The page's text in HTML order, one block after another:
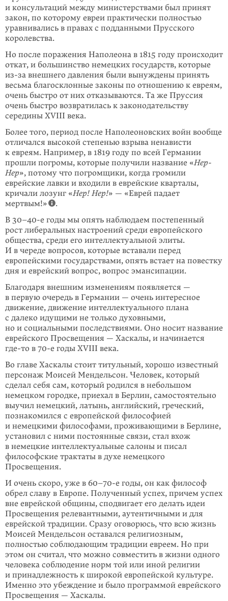
и консультаций между министерствами был принят
закон, по которому евреи практически полностью
уравнивались в правах с подданными Прусского
королевства.
Но после поражения Наполеона в 1815 году происходит
откат, и большинство немецких государств, которые
из-за внешнего давления были вынуждены принять
весьма благосклонные законы по отношению к евреям,
очень быстро от них отказываются. Та же Пруссия
очень быстро возвратилась к законодательству
середины XVIII века.
Более того, период после Наполеоновских войн вообще
отличался высокой степенью взрыва ненависти
к евреям. Например, в 1819 году по всей Германии
прошли погромы, которые получили название «Hep-
Hep», потому что погромщики, когда громили
еврейские лавки и входили в еврейские кварталы,
кричали лозунг «Hep! Hep!» — «Еврей падает
мертвым!»
.
В 30–40-е годы мы опять наблюдаем постепенный
рост либеральных настроений среди европейского
общества, среди его интеллектуальной элиты.
И в череде вопросов, которые вставали перед
европейскими государствами, опять встает на повестку
дня и еврейский вопрос, вопрос эмансипации.
Благодаря внешним изменениям появляется —
в первую очередь в Германии — очень интересное
движение, движение интеллектуального плана
с далеко идущими не только духовными,
но и социальными последствиями. Оно носит название
еврейского Просвещения — Хаскалы, и начинается
где-то в 70-е годы XVIII века.
Во главе Хаскалы стоит титульный, хорошо известный
персонаж Моисей Мендельсон. Человек, который
сделал себя сам, который родился в небольшом
немецком городке, приехал в Берлин, самостоятельно
выучил немецкий, латынь, английский, греческий,
познакомился с европейской философией
и немецкими философами, проживающими в Берлине,
установил с ними постоянные связи, стал вхож
в немецкие интеллектуальные салоны и писал
философские трактаты в духе немецкого
Просвещения.
И очень скоро, уже в 60–70-е годы, он как философ
обрел славу в Европе. Полученный успех, причем успех
вне еврейской общины, сподвигает его делать идеи
Просвещения релевантными, аутентичными и для
еврейской традиции. Сразу оговорюсь, что всю жизнь
Моисей Мендельсон оставался религиозным,
полностью соблюдающим традиции евреем. Но при
этом он считал, что можно совместить в жизни одного
человека соблюдение норм той или иной религии
и принадлежность к широкой европейской культуре.
Именно это убеждение и было программой еврейского
Просвещения — Хаскалы.